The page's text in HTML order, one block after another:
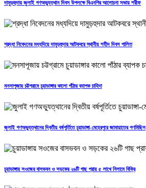
দামুড়হুদায় জুলাই গণঅভ্যুত্থান দিবস উপলক্ষে বিএনপির আলোচনা সভায় শরীফ
শ্রদ্ধা নিবেদনের মধ্যদিয়ে দামুড়হুদার আটকবরে স্থানীয় শহীদ দিবস পালিত
মনসাপূজায় চট্টগ্রামে চুয়াডাঙ্গার কালো পাঁঠার ব্যাপক চাহিদা
জুলাই গণঅভ্যুত্থানের দ্বিতীয় বর্ষপূর্তিতে চুয়াডাঙ্গা-মেহেরপুরে জামায়াতের গণমিছিল
চুয়াডাঙ্গায় সওজের বাসভবন ও সড়কের ২৬টি গাছ প্রায় ৫ লাখে নিলামে বিক্রি